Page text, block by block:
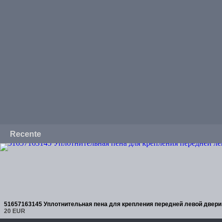
Recente
51657163145 Уплотнительная пена для крепления передней левой двери
20 EUR